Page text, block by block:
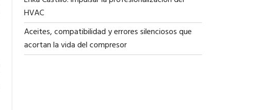
HVAC
Aceites, compatibilidad y errores silenciosos que
acortan la vida del compresor